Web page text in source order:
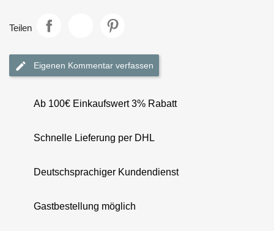
Teilen
Eigenen Kommentar verfassen
Ab 100€ Einkaufswert 3% Rabatt
Schnelle Lieferung per DHL
Deutschsprachiger Kundendienst
Gastbestellung möglich